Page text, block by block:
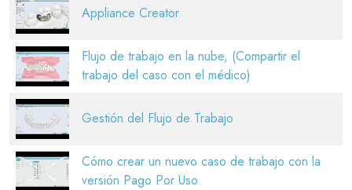
Appliance Creator
Flujo de trabajo en la nube, (Compartir el
trabajo del caso con el médico)
Gestión del Flujo de Trabajo
Cómo crear un nuevo caso de trabajo con la
versión Pago Por Uso